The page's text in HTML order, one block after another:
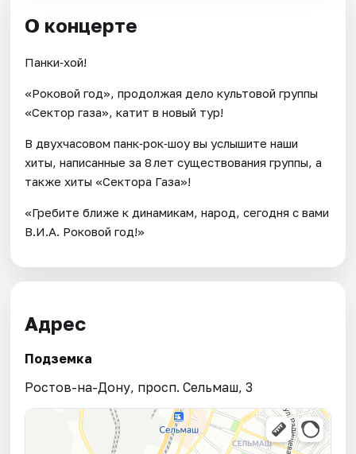
О концерте
Панки‑хой!
«Роковой год», продолжая дело культовой группы
«Сектор газа», катит в новый тур!
В двухчасовом панк‑рок‑шоу вы услышите наши
хиты, написанные за 8 лет существования группы, а
также хиты «Сектора Газа»!
«Гребите ближе к динамикам, народ, сегодня с вами
В.И.А. Роковой год!»
Адрес
Подземка
Ростов-на-Дону, просп. Сельмаш, 3